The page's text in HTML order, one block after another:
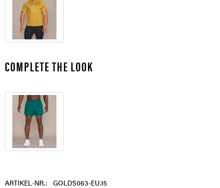
COMPLETE THE LOOK
ARTIKEL-NR.: GOLDS063-EU.15